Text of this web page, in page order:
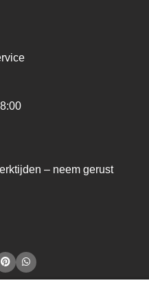
– neem gerust